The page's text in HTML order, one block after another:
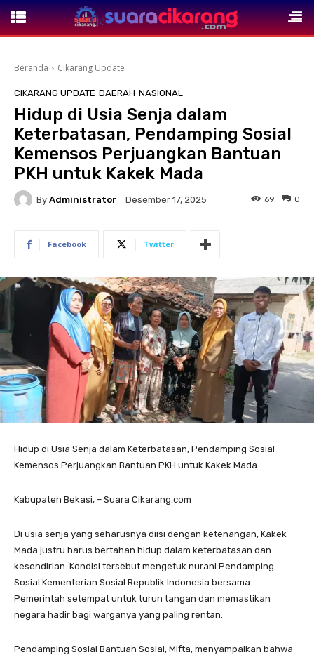
Beranda Cikarang Update
CIKARANG UPDATE DAERAH NASIONAL
Hidup di Usia Senja dalam
Keterbatasan, Pendamping Sosial
Kemensos Perjuangkan Bantuan
PKH untuk Kakek Mada
By Administrator Desember 17, 2025 0
69
Facebook Twitter
Hidup di Usia Senja dalam Keterbatasan, Pendamping Sosial
Kemensos Perjuangkan Bantuan PKH untuk Kakek Mada
Kabupaten Bekasi, – Suara Cikarang.com
Di usia senja yang seharusnya diisi dengan ketenangan, Kakek
Mada justru harus bertahan hidup dalam keterbatasan dan
kesendirian. Kondisi tersebut mengetuk nurani Pendamping
Sosial Kementerian Sosial Republik Indonesia bersama
Pemerintah setempat untuk turun tangan dan memastikan
negara hadir bagi warganya yang paling rentan.
Pendamping Sosial Bantuan Sosial, Mifta, menyampaikan bahwa